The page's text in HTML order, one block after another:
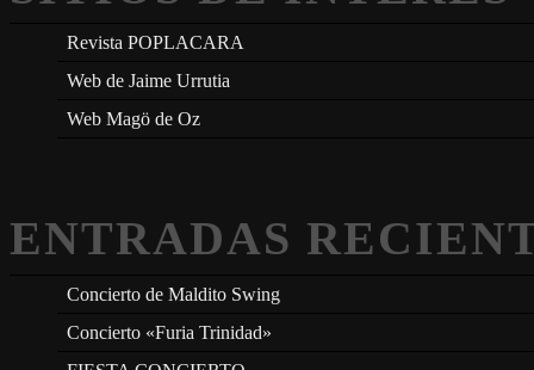
Revista POPLACARA
Web de Jaime Urrutia
Web Magö de Oz
ENTRADAS
Concierto de Maldito Swing
Concierto «Furia Trinidad»